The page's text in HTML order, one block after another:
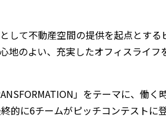
して不動産空間の提供を起点とする
地のよい、充実したオフィスライフ
」をテーマに、働く
的に6チームがピッチコンテストに